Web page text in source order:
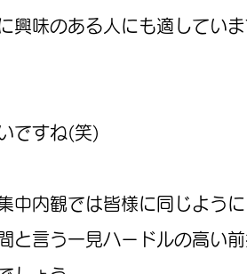
興味のある人にも適していま
ですね(笑)
内観では皆様に同じよう
と言う一見ハードルの高い